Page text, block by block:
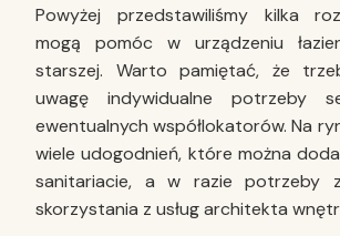
Powyżej przedstawiliśmy kilka
mogą pomóc w urządzeniu
starszej. Warto pamiętać, że
uwagę indywidualne potrzeby
ewentualnych współlokatorów. Na
wiele udogodnień, które można
sanitariacie, a w razie potrzeby
skorzystania z usług architekta